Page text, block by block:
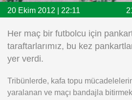
Twitter
Instagram
Android
iOS
20 Ekim 2012 | 22:11
Her maç bir futbolcu için
taraftarlarımız, bu kez
yer verdi.
Tribünlerde, kafa topu
yaralanan ve maçı bandajla